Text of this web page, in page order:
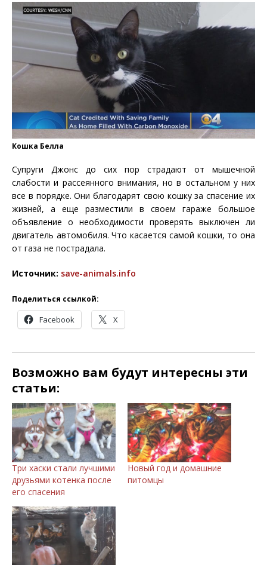
Кошка Белла
Супруги Джонс до сих пор страдают от мышечной
слабости и рассеянного внимания, но в остальном у них
все в порядке. Они благодарят свою кошку за спасение их
жизней, а еще разместили в своем гараже большое
объявление о необходимости проверять выключен ли
двигатель автомобиля. Что касается самой кошки, то она
от газа не пострадала.
Источник: save-animals.info
Поделиться ссылкой:
Facebook X
Возможно вам будут интересны эти
статьи:
Три хаски стали лучшими
друзьями котенка после
его спасения
Новый год и домашние
питомцы